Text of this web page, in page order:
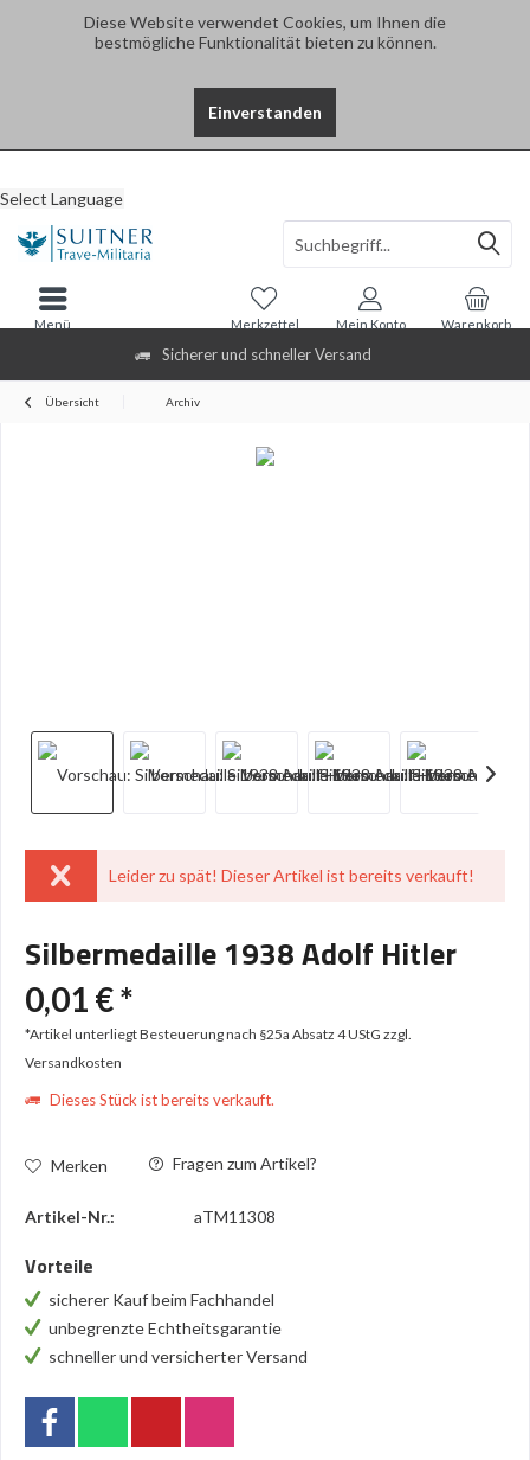
Diese Website verwendet Cookies, um Ihnen die
bestmögliche Funktionalität bieten zu können.
Einverstanden
Sicherer und schneller Versand
Select Language
Warenkorb
Merkzettel Mein Konto
Menü
Übersicht Archiv
Leider zu spät! Dieser Artikel ist bereits verkauft!
Silbermedaille 1938 Adolf Hitler
0,01 € *
*Artikel unterliegt Besteuerung nach §25a Absatz 4 UStG zzgl.
Versandkosten
Dieses Stück ist bereits verkauft.
Merken Fragen zum Artikel?
Artikel-Nr.: aTM11308
Vorteile
sicherer Kauf beim Fachhandel
unbegrenzte Echtheitsgarantie
schneller und versicherter Versand